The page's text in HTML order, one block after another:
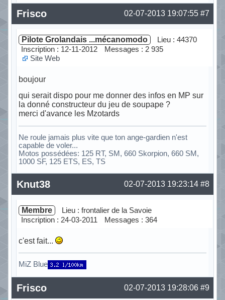
Hors ligne #7
02-07-2013 19:07:55
Frisco
Pilote Grolandais ...mécanomodo
Lieu : 44370
Inscription : 12-11-2012
Messages : 2 935
Site Web
boujour
qui serait dispo pour me donner des infos en MP sur
la donné constructeur du jeu de soupape ?
merci d'avance les Mzotards
Ne roule jamais plus vite que ton ange-gardien n'est
capable de voler...
Motos possédées: 125 RT, SM, 660 Skorpion, 660 SM,
1000 SF, 125 ETS, ES, TS
Hors ligne #8
02-07-2013 19:23:14
Knut38
Membre
Lieu : frontalier de la Savoie
Inscription : 24-03-2011
Messages : 364
c'est fait...
MiZ Blue
Hors ligne #9
02-07-2013 19:28:06
Frisco